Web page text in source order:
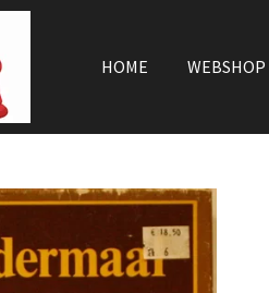
HOME WEBSHOP